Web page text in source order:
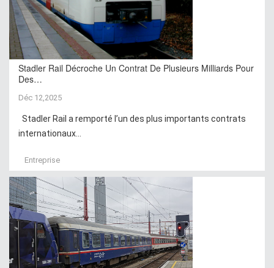
Stadler Rail Décroche Un Contrat De Plusieurs Milliards Pour
Des…
Déc 12,2025
Stadler Rail a remporté l’un des plus importants contrats
internationaux...
Entreprise